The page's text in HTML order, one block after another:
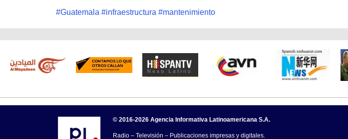
#Guatemala #infraestructura #mantenimiento
© 2016-2026 Agencia Informativa Latinoamericana S.A.
Radio – Televisión – Publicaciones impresas y digitales.